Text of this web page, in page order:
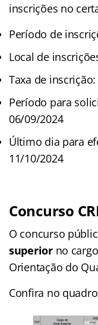
inscrições no
Período de
Local de
Taxa de inscrição:
Período para
06/09/2024
Último dia para
11/10/2024
Concurso
O concurso
superiorno
Orientação do
Confira no